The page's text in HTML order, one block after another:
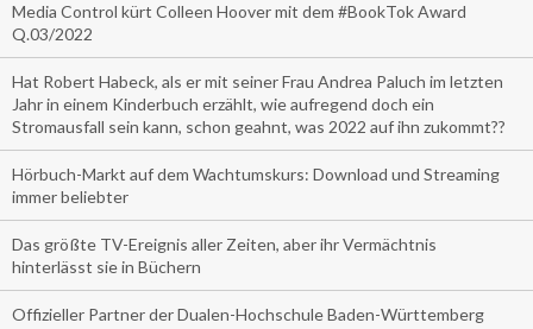
Media Control kürt Colleen Hoover mit dem #BookTok Award
Q.03/2022
Hat Robert Habeck, als er mit seiner Frau Andrea Paluch im letzten
Jahr in einem Kinderbuch erzählt, wie aufregend doch ein
Stromausfall sein kann, schon geahnt, was 2022 auf ihn zukommt??
Hörbuch-Markt auf dem Wachtumskurs: Download und Streaming
immer beliebter
Das größte TV-Ereignis aller Zeiten, aber ihr Vermächtnis
hinterlässt sie in Büchern
Offizieller Partner der Dualen-Hochschule Baden-Württemberg